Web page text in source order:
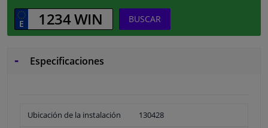
BUSCAR
Especificaciones
Ubicación de la instalación 130428